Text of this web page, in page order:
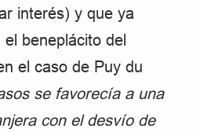
interés) y que ya
beneplácito del
el caso de Puy du
se favorecía a una
con el desvío de